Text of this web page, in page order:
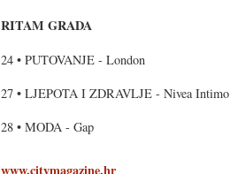
RITAM GRADA
24 • PUTOVANJE - London
27 • LJEPOTA I ZDRAVLJE - Nivea Intimo
28 • MODA - Gap
www.citymagazine.hr